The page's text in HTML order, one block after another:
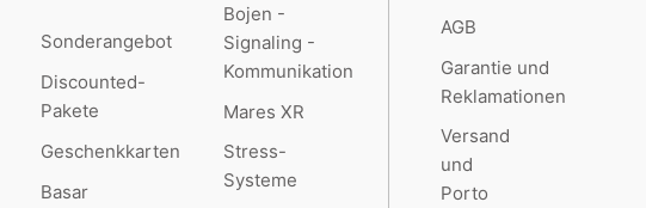
Sonderangebot
Discounted-
Pakete
Geschenkkarten
Basar
Bojen -
Signaling -
Kommunikation
Mares XR
Stress-
Systeme
AGB
Garantie und
Reklamationen
Versand
und
Porto